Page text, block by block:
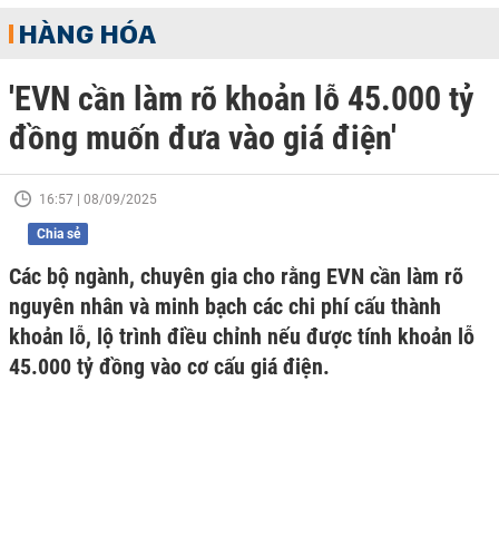
HÀNG HÓA
'EVN cần làm rõ khoản lỗ 45.000 tỷ
đồng muốn đưa vào giá điện'
16:57 | 08/09/2025
Chia sẻ
Các bộ ngành, chuyên gia cho rằng EVN cần làm rõ
nguyên nhân và minh bạch các chi phí cấu thành
khoản lỗ, lộ trình điều chỉnh nếu được tính khoản lỗ
45.000 tỷ đồng vào cơ cấu giá điện.